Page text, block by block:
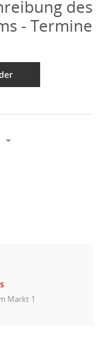
des
- Termine
Markt 1